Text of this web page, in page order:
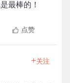
最棒的！
点赞
+关注